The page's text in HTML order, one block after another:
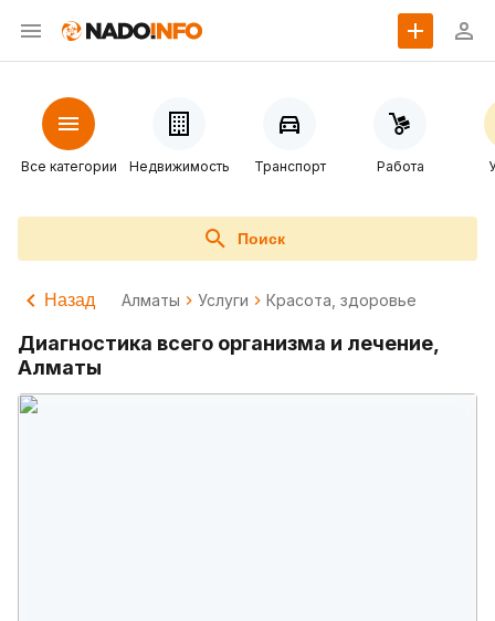
Все категории Недвижимость Транспорт Работа
Поиск
Назад Алматы Услуги Красота, здоровье
Диагностика всего организма и лечение,
Алматы